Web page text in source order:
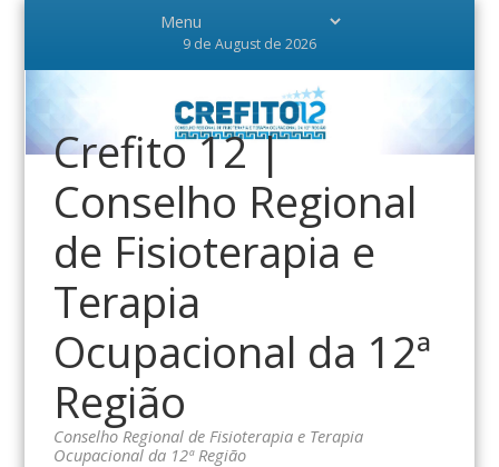
9 de August de 2026
Crefito 12 |
Conselho Regional
de Fisioterapia e
Terapia
Ocupacional da 12ª
Região
Conselho Regional de Fisioterapia e Terapia
Ocupacional da 12ª Região